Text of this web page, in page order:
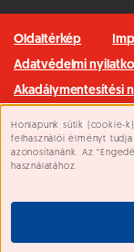
Süti
Honlapunk sütik (cookie-
felhasználói élményt
azonosítanánk. Az
használatához.
Oldaltérkép
Adatvédelmi
Akadálymentesítési
Minden jog